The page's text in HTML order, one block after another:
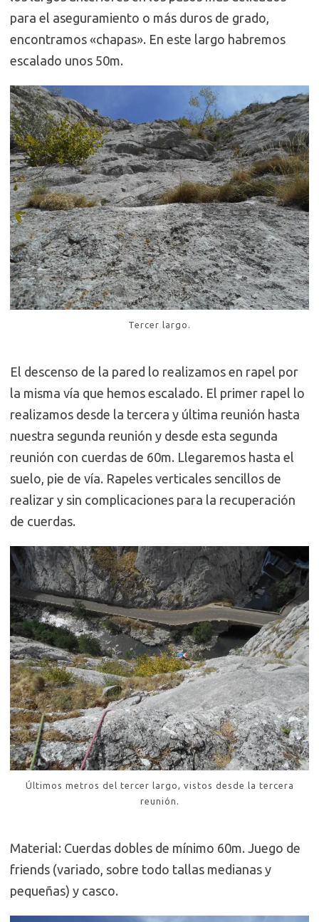
para el aseguramiento o más duros de grado,
encontramos «chapas». En este largo habremos
escalado unos 50m.
Tercer largo.
El descenso de la pared lo realizamos en rapel por
la misma vía que hemos escalado. El primer rapel lo
realizamos desde la tercera y última reunión hasta
nuestra segunda reunión y desde esta segunda
reunión con cuerdas de 60m. Llegaremos hasta el
suelo, pie de vía. Rapeles verticales sencillos de
realizar y sin complicaciones para la recuperación
de cuerdas.
Últimos metros del tercer largo, vistos desde la tercera
reunión.
Material: Cuerdas dobles de mínimo 60m. Juego de
friends (variado, sobre todo tallas medianas y
pequeñas) y casco.